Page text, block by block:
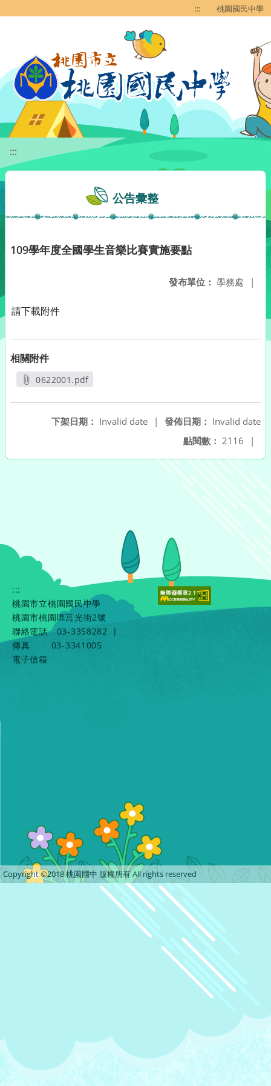
::: 桃園國民中學
:::
公告彙整
109學年度全國學生音樂比賽實施要點
發布單位： 學務處 |
請下載附件
相關附件
0622001.pdf
發佈日期： Invalid date
下架日期： Invalid date
|
點閱數： 2116 |
:::
桃園市立桃園國民中學
桃園市桃園區莒光街2號
聯絡電話
03-3358282
|
傳真
03-3341005
電子信箱
Copyright ©2018 桃園國中 版權所有 All rights reserved